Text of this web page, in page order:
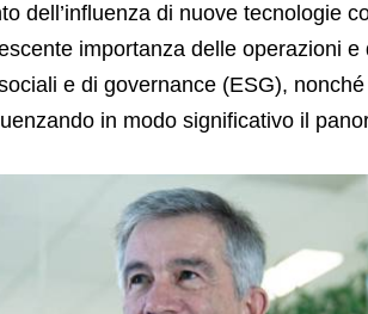
dell’influenza di nuove tecnologie
importanza delle operazioni e
e di governance (ESG),
in modo significativo il